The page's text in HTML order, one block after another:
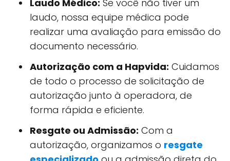
Laudo Médico: Se você não tiver um
laudo, nossa equipe médica pode
realizar uma avaliação para emissão do
documento necessário.
Autorização com a Hapvida: Cuidamos
de todo o processo de solicitação de
autorização junto à operadora, de
forma rápida e eficiente.
Resgate ou Admissão: Com a
autorização, organizamos o resgate